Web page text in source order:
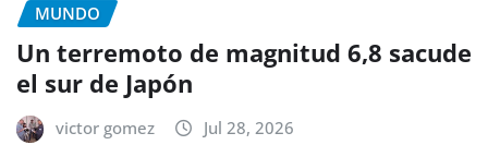
MUNDO
Un terremoto de magnitud 6,8 sacude
el sur de Japón
victor gomez Jul 28, 2026